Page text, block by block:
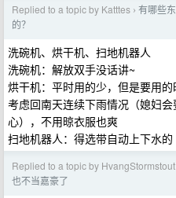
Replied to a topic by Katttes › 有哪些
的？
洗碗机、烘干机、扫地机器人
洗碗机：解放双手没话讲~
烘干机：平时用的少，但是要用
考虑回南天连续下雨情况（媳妇
心），不用晾衣服也爽
扫地机器人：得选带自动上下水的
Replied to a topic by HvangStormstout
也不当嘉豪了